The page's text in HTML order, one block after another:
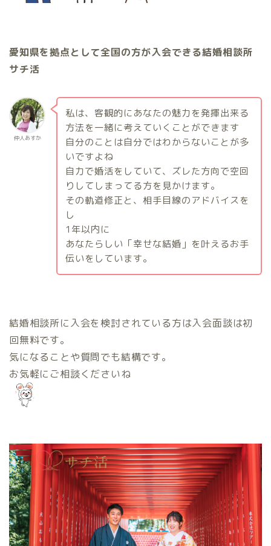
愛知県を拠点として全国の方が入会できる結婚相談所
サチ活
仲人あすか
私は、客観的にあなたの魅力を発揮出来る
方法を一緒に考えていくことができます
自分のことは自分ではわからないことが多
いですよね
自力で婚活をしていて、ズレた方向で空回
りしてしまってる方を見かけます。
その軌道修正と、相手目線のアドバイスを
し
1 年以内に
あなたらしい「幸せな結婚」を叶えるお手
伝いをしています。
結婚相談所に入会を検討されている方は入会面談は初
回無料です。
気になることや質問でも結構です。
お気軽にご相談くださいね